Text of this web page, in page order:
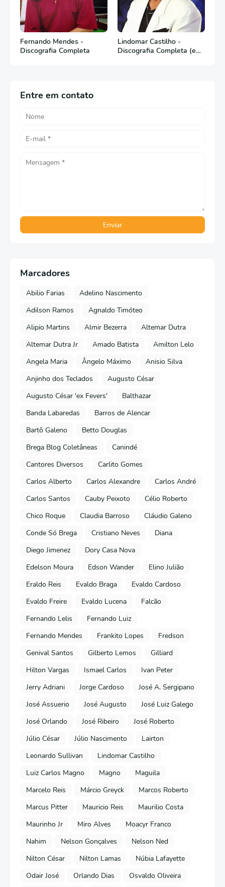
Fernando Mendes -
Discografia Completa
Lindomar Castilho -
Discografia Completa (em
Entre em contato
Marcadores
Abilio Farias
Adelino Nascimento
Adilson Ramos
Agnaldo Timóteo
Alipio Martins
Almir Bezerra
Altemar Dutra
Altemar Dutra Jr
Amado Batista
Amilton Lelo
Angela Maria
Ângelo Máximo
Anisio Silva
Anjinho dos Teclados
Augusto César
Augusto César 'ex Fevers'
Balthazar
Banda Labaredas
Barros de Alencar
Bartô Galeno
Betto Douglas
Brega Blog Coletâneas
Canindé
Cantores Diversos
Carlito Gomes
Carlos Alberto
Carlos Alexandre
Carlos André
Carlos Santos
Cauby Peixoto
Célio Roberto
Chico Roque
Claudia Barroso
Cláudio Galeno
Conde Só Brega
Cristiano Neves
Diana
Diego Jimenez
Dory Casa Nova
Edelson Moura
Edson Wander
Elino Julião
Eraldo Reis
Evaldo Braga
Evaldo Cardoso
Evaldo Freire
Evaldo Lucena
Falcão
Fernando Lelis
Fernando Luiz
Fernando Mendes
Frankito Lopes
Fredson
Genival Santos
Gilberto Lemos
Gilliard
Hilton Vargas
Ismael Carlos
Ivan Peter
Jerry Adriani
Jorge Cardoso
José A. Sergipano
José Assuerio
José Augusto
José Luiz Galego
José Orlando
José Ribeiro
José Roberto
Júlio César
Júlio Nascimento
Lairton
Leonardo Sullivan
Lindomar Castilho
Luiz Carlos Magno
Magno
Maguila
Marcelo Reis
Márcio Greyck
Marcos Roberto
Marcus Pitter
Mauricio Reis
Maurilio Costa
Maurinho Jr
Miro Alves
Moacyr Franco
Nahim
Nelson Gonçalves
Nelson Ned
Nilton César
Nilton Lamas
Núbia Lafayette
Odair José
Orlando Dias
Osvaldo Oliveira